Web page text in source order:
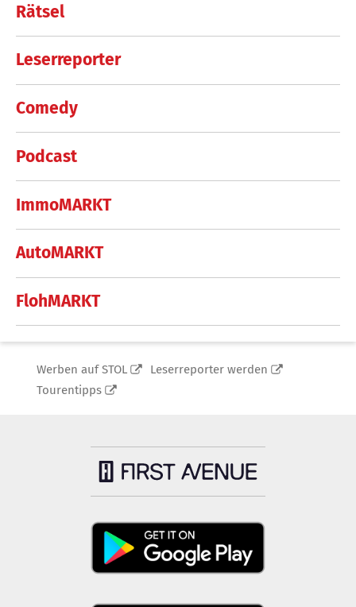
Rätsel
Leserreporter
Comedy
Podcast
ImmoMARKT
AutoMARKT
FlohMARKT
Werben auf STOL
Leserreporter werden
Tourentipps